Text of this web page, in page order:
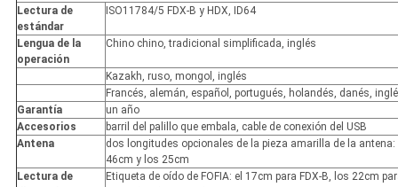
Lectura de
estándar
ISO11784/5 FDX-B y HDX, ID64
Lengua de la
operación
Chino chino, tradicional simplificada, inglés
Kazakh, ruso, mongol, inglés
Francés, alemán, español, portugués, holandés, danés,
Garantía
un año
Accesorios
barril del palillo que embala, cable de conexión del USB
Antena
dos longitudes opcionales de la pieza amarilla de la
46cm y los 25cm
Lectura de
Etiqueta de oído de FOFIA: el 17cm para FDX-B, los 22cm